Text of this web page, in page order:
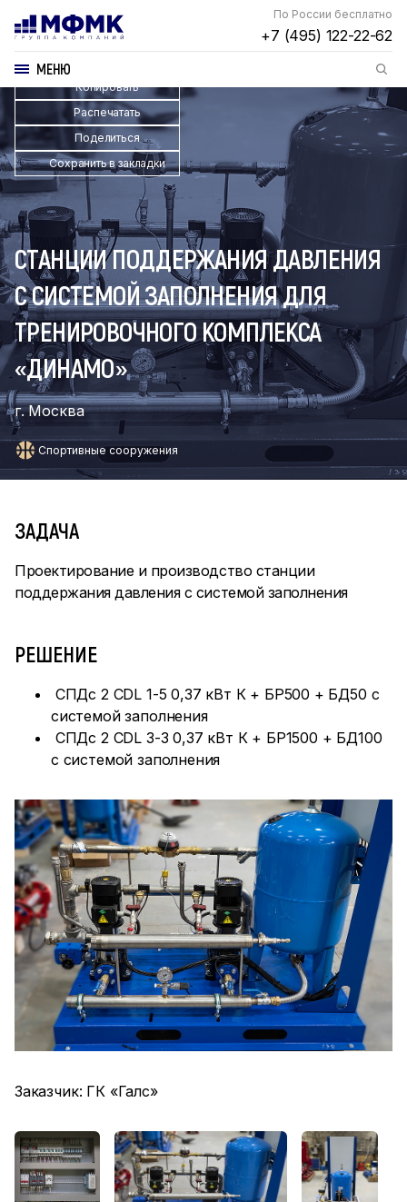
По России бесплатно
+7 (495) 122-22-62
МЕНЮ
Копировать
Распечатать
Поделиться
Сохранить в закладки
СТАНЦИИ ПОДДЕРЖАНИЯ ДАВЛЕНИЯ
С СИСТЕМОЙ ЗАПОЛНЕНИЯ ДЛЯ
ТРЕНИРОВОЧНОГО КОМПЛЕКСА
«ДИНАМО»
г. Москва
Спортивные сооружения
ЗАДАЧА
Проектирование и производство станции
поддержания давления с системой заполнения
РЕШЕНИЕ
СПДс 2 CDL 1-5 0,37 кВт К + БР500 + БД50 с
системой заполнения
СПДс 2 CDL 3-3 0,37 кВт К + БР1500 + БД100
с системой заполнения
Заказчик: ГК «Галс»